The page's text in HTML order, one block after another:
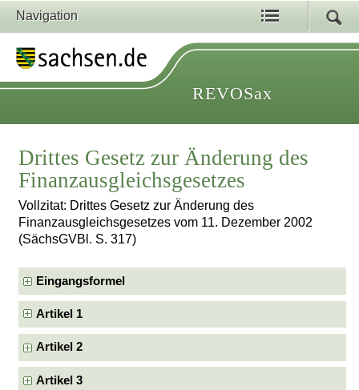
Navigation
REVOSax
Drittes Gesetz zur Änderung des
Finanzausgleichsgesetzes
Vollzitat: Drittes Gesetz zur Änderung des
Finanzausgleichsgesetzes vom 11. Dezember 2002
(SächsGVBl. S. 317)
Eingangsformel
Artikel 1
Artikel 2
Artikel 3